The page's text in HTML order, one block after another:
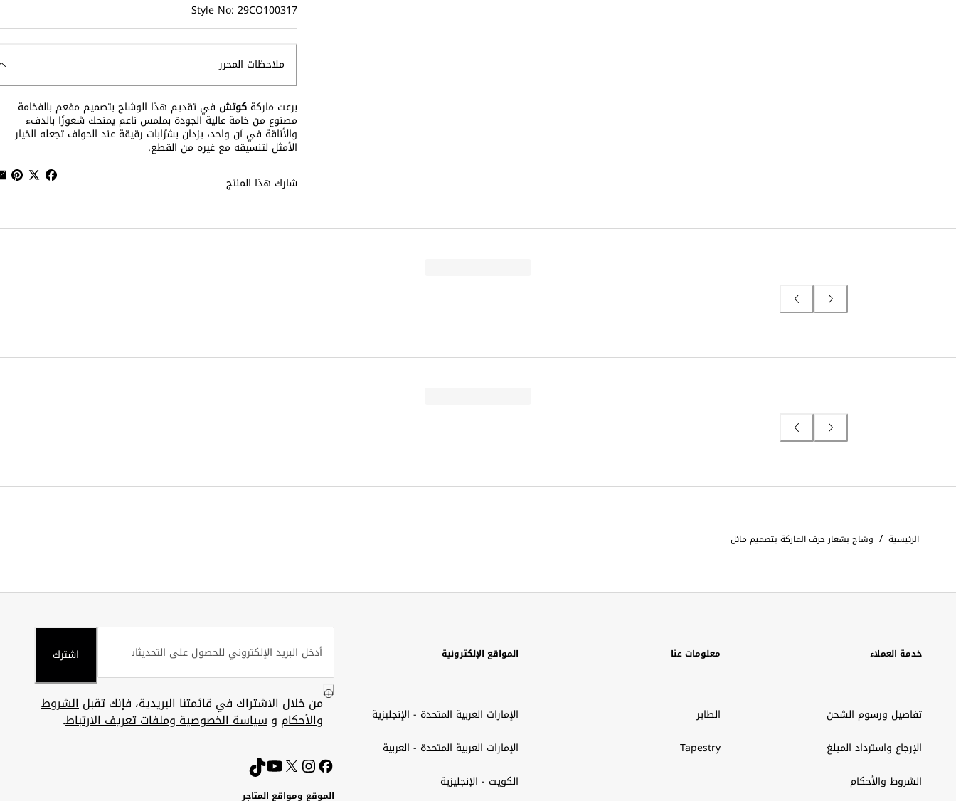
Style No: 29CO100317
ملاحظات المحرر
برعت ماركة كوتش في تقديم هذا الوشاح بتصميم مفعم بالفخامة
مصنوع من خامة عالية الجودة بملمس ناعم يمنحك شعورًا بالدفء
والأناقة في آن واحد، يزدان بشرّابات رقيقة عند الحواف تجعله الخيار
الأمثل لتنسيقه مع غيره من القطع.
شارك هذا المنتج
الرئيسية / وشاح بشعار حرف الماركة بتصميم مائل
خدمة العملاء
تفاصيل ورسوم الشحن
الإرجاع واسترداد المبلغ
الشروط والأحكام
معلومات عنا
الطاير
Tapestry
المواقع الإلكترونية
الإمارات العربية المتحدة - الإنجليزية
الإمارات العربية المتحدة - العربية
الكويت - الإنجليزية
اشترك
من خلال الاشتراك في قائمتنا البريدية، فإنك تقبلالشروط
والأحكام وسياسة الخصوصية وملفات تعريف الارتباط.
الموقع ومواقع المتاجر